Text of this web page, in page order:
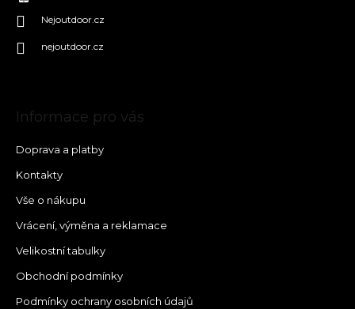
Nejoutdoor.cz
nejoutdoor.cz
Informace pro vás
Doprava a platby
Kontakty
Vše o nákupu
Vrácení, výměna a reklamace
Velikostní tabulky
Obchodní podmínky
Podmínky ochrany osobních údajů